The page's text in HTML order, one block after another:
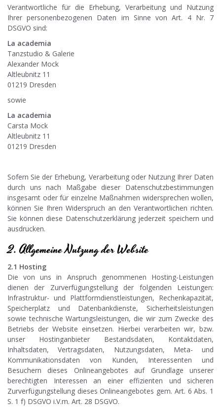
Verantwortliche für die Erhebung, Verarbeitung und Nutzung
Ihrer personenbezogenen Daten im Sinne von Art. 4 Nr. 7
DSGVO sind:
La academia
Tanzstudio & Galerie
Alexander Mock
Altleubnitz 11
01219 Dresden
sowie
La academia
Carsta Mock
Altleubnitz 11
01219 Dresden
Sofern Sie der Erhebung, Verarbeitung oder Nutzung Ihrer Daten
durch uns nach Maßgabe dieser Datenschutzbestimmungen
insgesamt oder für einzelne Maßnahmen widersprechen wollen,
können Sie Ihren Widerspruch an den Verantwortlichen richten.
Sie können diese Datenschutzerklärung jederzeit speichern und
ausdrucken.
2. Allgemeine Nutzung der Website
2.1 Hosting
Die von uns in Anspruch genommenen Hosting-Leistungen
dienen der Zurverfügungstellung der folgenden Leistungen:
Infrastruktur- und Plattformdienstleistungen, Rechenkapazität,
Speicherplatz und Datenbankdienste, Sicherheitsleistungen
sowie technische Wartungsleistungen, die wir zum Zwecke des
Betriebs der Website einsetzen. Hierbei verarbeiten wir, bzw.
unser Hostinganbieter Bestandsdaten, Kontaktdaten,
Inhaltsdaten, Vertragsdaten, Nutzungsdaten, Meta- und
Kommunikationsdaten von Kunden, Interessenten und
Besuchern dieses Onlineangebotes auf Grundlage unserer
berechtigten Interessen an einer effizienten und sicheren
Zurverfügungstellung dieses Onlineangebotes gem. Art. 6 Abs. 1
S. 1 f) DSGVO i.V.m. Art. 28 DSGVO.